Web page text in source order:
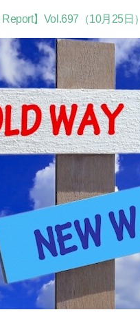
】Vol.697（10月25日）